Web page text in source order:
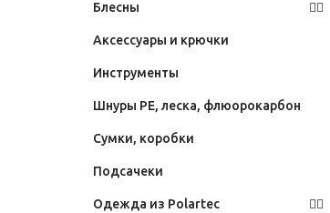
Блесны
Аксессуары и крючки
Инструменты
Шнуры PE, леска, флюорокарбон
Сумки, коробки
Подсачеки
Одежда из Polartec